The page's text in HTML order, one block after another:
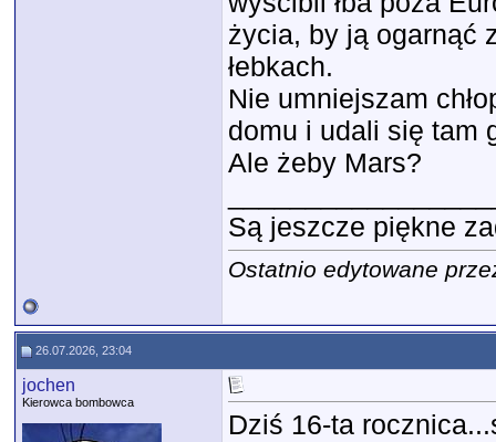
życia, by ją ogarnąć
łebkach.
Nie umniejszam
domu i udali się tam
Ale żeby Mars?
Są jeszcze piękne
Ostatnio edytowane
26.07.2026, 23:04
jochen
Kierowca bombowca
Dziś 16-ta